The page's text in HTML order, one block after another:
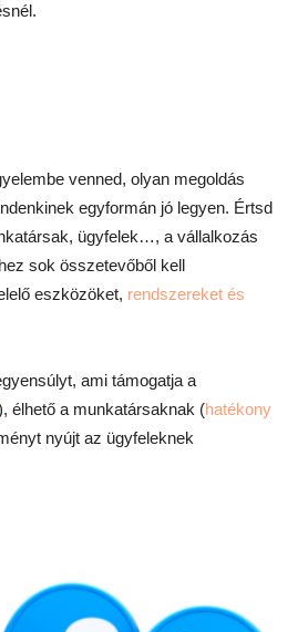
venned, olyan megoldás
egyformán jó legyen. Értsd
ügyfelek…, a vállalkozás
sok összetevőből kell
eszközöket, rendszereket és
ami támogatja a
élhető a munkatársaknak (hatékony
nyújt az ügyfeleknek